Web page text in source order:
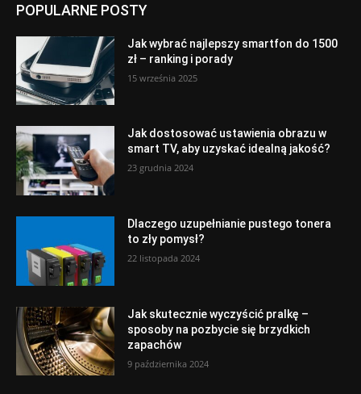
POPULARNE POSTY
Jak wybrać najlepszy smartfon do 1500
zł – ranking i porady
15 września 2025
Jak dostosować ustawienia obrazu w
smart TV, aby uzyskać idealną jakość?
23 grudnia 2024
Dlaczego uzupełnianie pustego tonera
to zły pomysł?
22 listopada 2024
Jak skutecznie wyczyścić pralkę –
sposoby na pozbycie się brzydkich
zapachów
9 października 2024